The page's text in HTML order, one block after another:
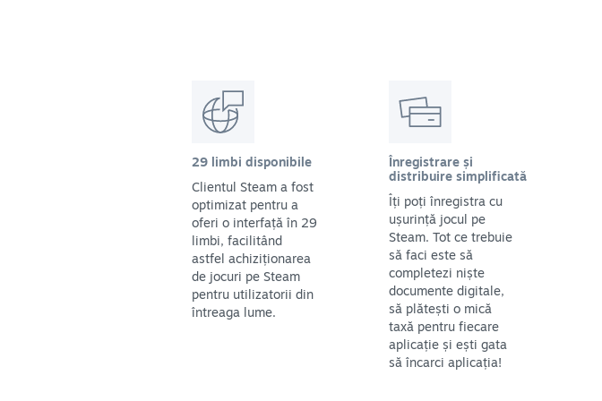
29 limbi disponibile
Clientul Steam a fost
optimizat pentru a
oferi o interfață în 29
limbi, facilitând
astfel achiziționarea
de jocuri pe Steam
pentru utilizatorii din
întreaga lume.
Înregistrare și
distribuire simplificată
Îți poți înregistra cu
ușurință jocul pe
Steam. Tot ce trebuie
să faci este să
completezi niște
documente digitale,
să plătești o mică
taxă pentru fiecare
aplicație și ești gata
să încarci aplicația!